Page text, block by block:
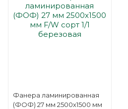
Фанера ламинированная
(ФОФ) 27 мм 2500х1500 мм